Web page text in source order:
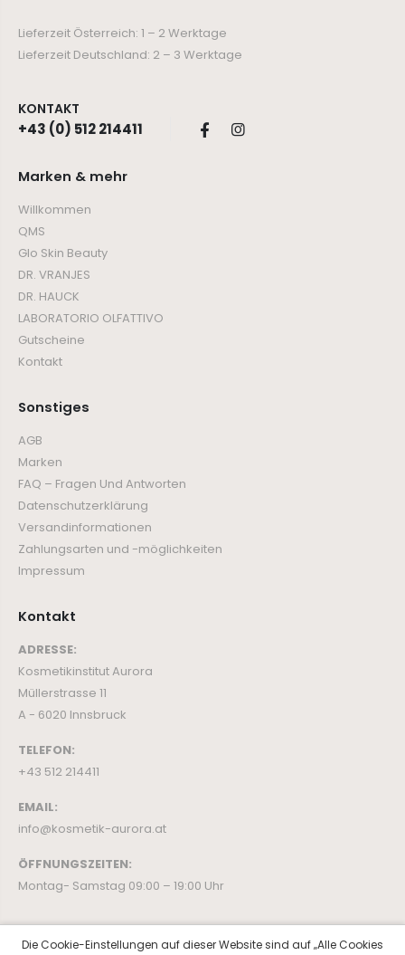
Lieferzeit Österreich: 1 – 2 Werktage
Lieferzeit Deutschland: 2 – 3 Werktage
KONTAKT
+43 (0) 512 214411
Marken & mehr
Willkommen
QMS
Glo Skin Beauty
DR. VRANJES
DR. HAUCK
LABORATORIO OLFATTIVO
Gutscheine
Kontakt
Sonstiges
AGB
Marken
FAQ – Fragen Und Antworten
Datenschutzerklärung
Versandinformationen
Zahlungsarten und -möglichkeiten
Impressum
Kontakt
ADRESSE:
Kosmetikinstitut Aurora
Müllerstrasse 11
A - 6020 Innsbruck
TELEFON:
+43 512 214411
EMAIL:
info@kosmetik-aurora.at
ÖFFNUNGSZEITEN:
Montag- Samstag 09:00 – 19:00 Uhr
Die Cookie-Einstellungen auf dieser Website sind auf „Alle Cookies